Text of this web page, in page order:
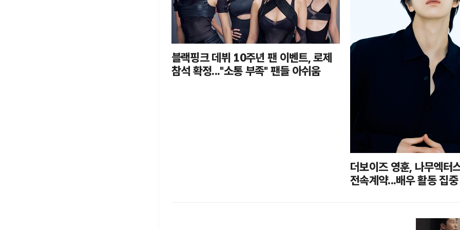
블랙핑크 데뷔 10주년 팬 이벤트, 로제
참석 확정..."소통 부족" 팬들 아쉬움
더보이즈 영훈, 나무엑터
전속계약...배우 활동 집중